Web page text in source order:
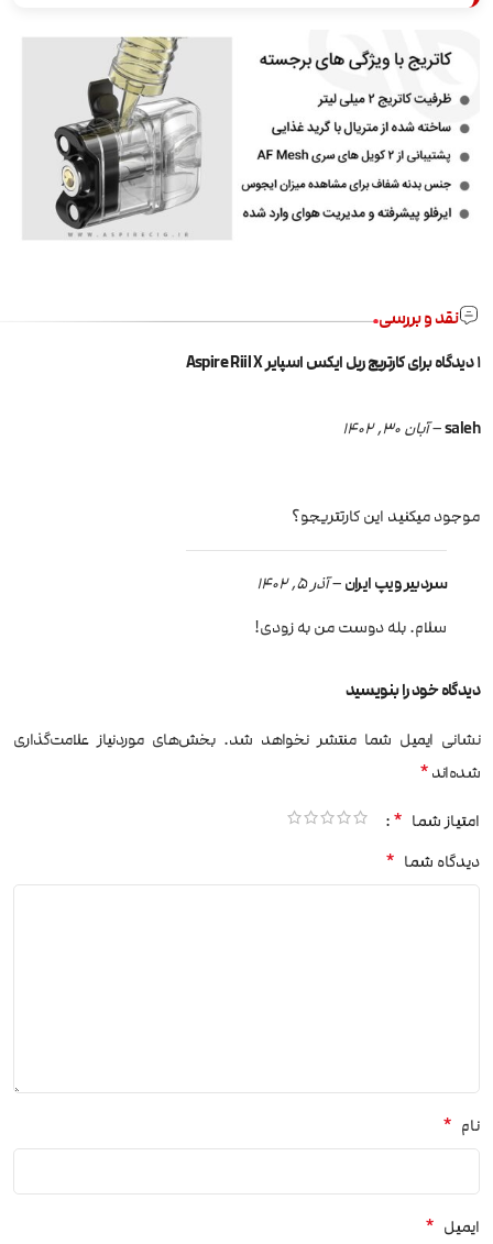
نقد و بررسی
1 دیدگاه برای کارتریج ریل ایکس اسپایر Aspire Riil X
saleh
–آبان 30, 1402
موجود میکنید این کارتتریجو؟
سردبیر ویپ ایران–آذر 5, 1402
سلام. بله دوست من به زودی!
دیدگاه خود را بنویسید
نشانی ایمیل شما منتشر نخواهد شد. بخش‌های موردنیاز علامت‌گذاری
شده‌اند*
امتیاز شما *
دیدگاه شما *
نام *
ایمیل *